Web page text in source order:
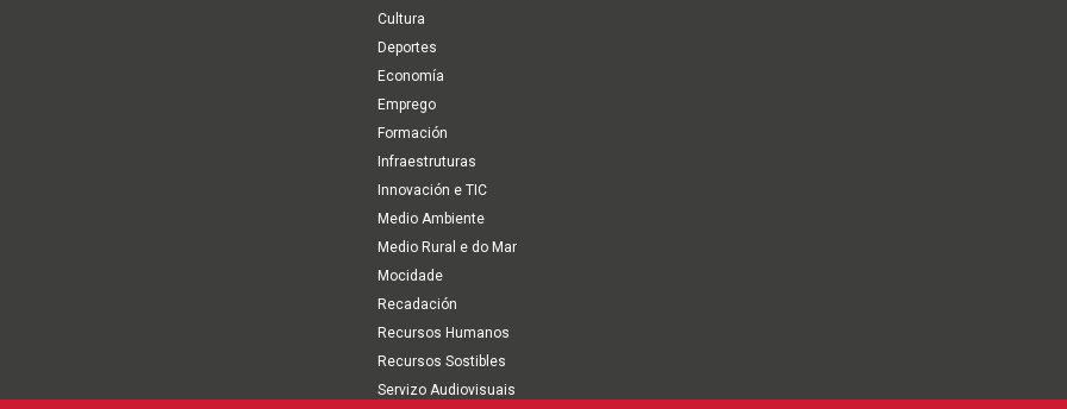
Cultura
Deportes
Economía
Emprego
Formación
Infraestruturas
Innovación e TIC
Medio Ambiente
Medio Rural e do Mar
Mocidade
Recadación
Recursos Humanos
Recursos Sostibles
Servizo Audiovisuais